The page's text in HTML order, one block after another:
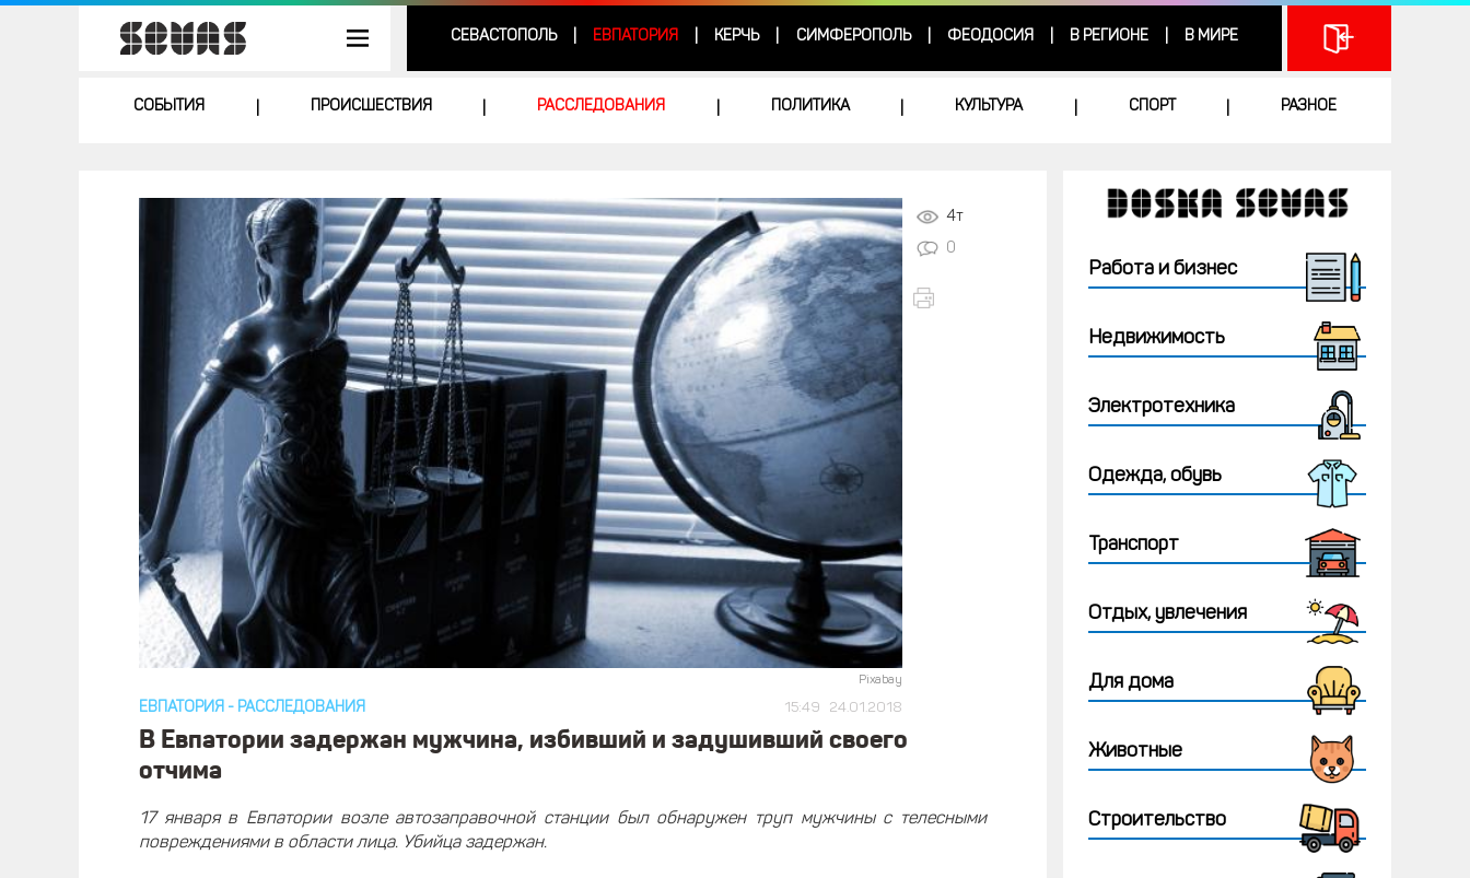
СЕВАСТОПОЛЬ ЕВПАТОРИЯ КЕРЧЬ СИМФЕРОПОЛЬ ФЕОДОСИЯ В РЕГИОНЕ В МИРЕ
СОБЫТИЯ ПРОИСШЕСТВИЯ РАССЛЕДОВАНИЯ ПОЛИТИКА КУЛЬТУРА СПОРТ РАЗНОЕ
Pixabay
15:49 24.01.2018
ЕВПАТОРИЯ - РАССЛЕДОВАНИЯ
4т
0
В Евпатории задержан мужчина, избивший и задушивший своего
отчима
17 января в Евпатории возле автозаправочной станции был обнаружен труп мужчины с телесными
повреждениями в области лица. Убийца задержан.
Работа и бизнес
Недвижимость
Электротехника
Одежда, обувь
Транспорт
Отдых, увлечения
Для дома
Животные
Строительство